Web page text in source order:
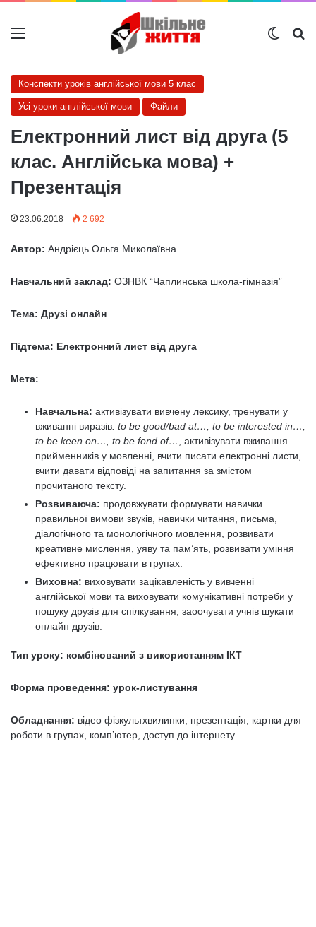
Меню
Конспекти уроків англійської мови 5 клас
Усі уроки англійської мови Файли
Електронний лист від друга (5
клас. Англійська мова) +
Презентація
23.06.2018 2 692
Автор: Андрієць Ольга Миколаївна
Навчальний заклад: ОЗНВК “Чаплинська школа-гімназія”
Тема: Друзі онлайн
Підтема: Електронний лист від друга
Мета:
Навчальна: активізувати вивчену лексику, тренувати у
вживанні виразів: to be good/bad at…, to be interested in…,
to be keen on…, to be fond of…
, активізувати вживання
прийменників у мовленні, вчити писати електронні листи,
вчити давати відповіді на запитання за змістом
прочитаного тексту.
Розвиваюча: продовжувати формувати навички
правильної вимови звуків, навички читання, письма,
діалогічного та монологічного мовлення, розвивати
креативне мислення, уяву та пам’ять, розвивати уміння
ефективно працювати в групах.
Виховна: виховувати зацікавленість у вивченні
англійської мови та виховувати комунікативні потреби у
пошуку друзів для спілкування, заоочувати учнів шукати
онлайн друзів.
Тип уроку: комбінований з використанням ІКТ
Форма проведення: урок-листування
Обладнання: відео фізкультхвилинки, презентація, картки для
роботи в групах, комп’ютер, доступ до інтернету.